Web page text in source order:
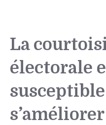
La
électorale
s’améliorer